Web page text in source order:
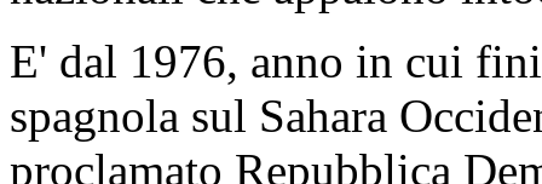
E' dal 1976, anno in cui
spagnola sul Sahara
proclamato Repubblica